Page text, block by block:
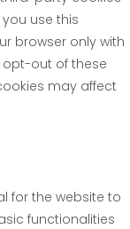
use this
browser only with
out of these
may affect
for the website to
functionalities